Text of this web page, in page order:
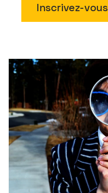
Inscrivez-vous